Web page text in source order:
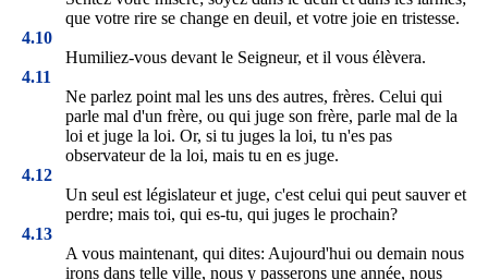
que votre rire se change en deuil, et votre joie en tristesse.
4.10
Humiliez-vous devant le Seigneur, et il vous élèvera.
4.11
Ne parlez point mal les uns des autres, frères. Celui qui
parle mal d'un frère, ou qui juge son frère, parle mal de la
loi et juge la loi. Or, si tu juges la loi, tu n'es pas
observateur de la loi, mais tu en es juge.
4.12
Un seul est législateur et juge, c'est celui qui peut sauver et
perdre; mais toi, qui es-tu, qui juges le prochain?
4.13
A vous maintenant, qui dites: Aujourd'hui ou demain nous
irons dans telle ville, nous y passerons une année, nous